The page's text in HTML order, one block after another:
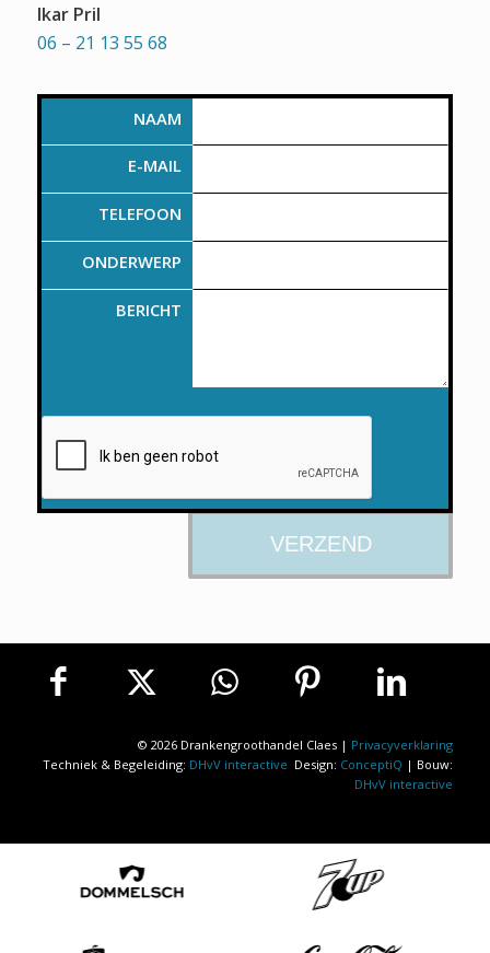
Ikar Pril
06 – 21 13 55 68
NAAM
E-MAIL
TELEFOON
ONDERWERP
BERICHT
© 2026 Drankengroothandel Claes | Privacyverklaring
Techniek & Begeleiding: DHvV interactive Design: ConceptiQ | Bouw:
DHvV interactive